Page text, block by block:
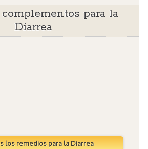
para la
Diarrea
los remedios para la Diarrea